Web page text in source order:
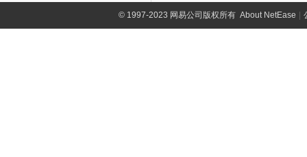
©1997-2023 网易公司版权所有 About NetEase